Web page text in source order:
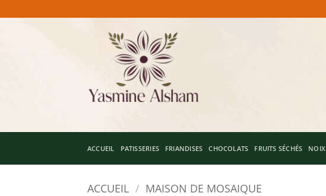
au
ACCUEIL PATISSERIES FRIANDISES CHOCOLATS FRUITS SÉCHÉS NOIX
ACCUEIL / MAISON DE MOSAIQUE